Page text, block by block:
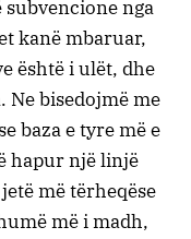
nga
kanë mbaruar,
është i ulët, dhe
Ne bisedojmë me
baza e tyre më e
hapur një linjë
më tërheqëse
më i madh,